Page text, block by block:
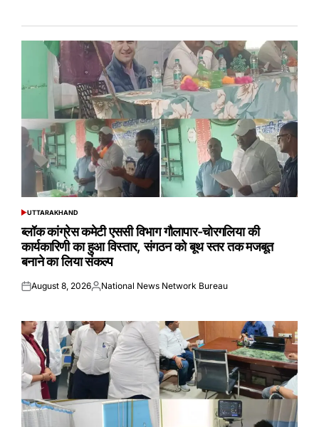
POSTED
UTTARAKHAND
ब्लॉक कांग्रेस कमेटी एससी विभाग गौलापार-चोरगलिया की
कार्यकारिणी का हुआ विस्तार, संगठन को बूथ स्तर तक मजबूत
बनाने का लिया संकल्प
Posted
August 8, 2026Posted
National News Network Bureau